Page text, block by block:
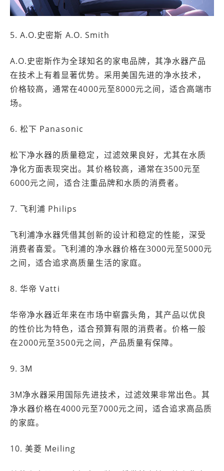
5. A.O.史密斯 A.O. Smith
A.O.史密斯作为全球知名的家电品牌，其净水器产品
在技术上有着显著优势。采用美国先进的净水技术，
价格较高，通常在4000元至8000元之间，适合高端市
场。
6. 松下 Panasonic
松下净水器的质量稳定，过滤效果良好，尤其在水质
净化方面表现突出。其价格较高，通常在3500元至
6000元之间，适合注重品牌和水质的消费者。
7. 飞利浦 Philips
飞利浦净水器凭借其创新的设计和稳定的性能，深受
消费者喜爱。飞利浦的净水器价格在3000元至5000元
之间，适合追求高质量生活的家庭。
8. 华帝 Vatti
华帝净水器近年来在市场中崭露头角，其产品以优良
的性价比为特色，适合预算有限的消费者。价格一般
在2000元至3500元之间，产品质量有保障。
9. 3M
3M净水器采用国际先进技术，过滤效果非常出色。其
净水器价格在4000元至7000元之间，适合追求高品质
的家庭。
10. 美菱 Meiling